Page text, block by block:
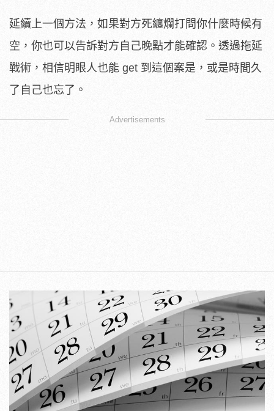
延續上一個方法，如果對方死纏爛打問你什麼時候有
空，你也可以告訴對方自己晚點才能確認。透過拖延
戰術，相信明眼人也能 get 到這個案是，或是時間久
了自己也忘了。
Advertisements